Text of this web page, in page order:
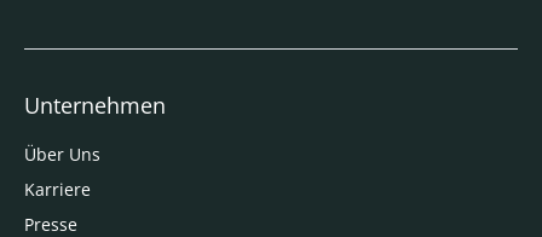
Unternehmen
Über Uns
Karriere
Presse